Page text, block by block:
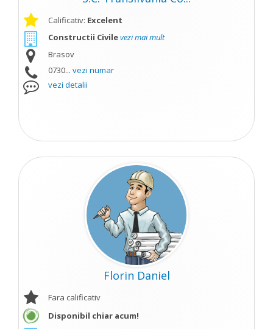
Calificativ: Excelent
Constructii Civilevezi mai mult
Brasov
0730... vezi numar
vezi detalii
Florin Daniel
Fara calificativ
Disponibil chiar acum!